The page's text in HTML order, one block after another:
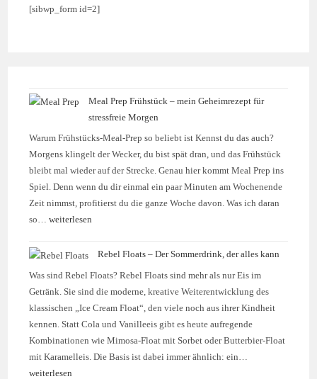
[sibwp_form id=2]
Meal Prep Frühstück – mein Geheimrezept für
stressfreie Morgen
Warum Frühstücks-Meal-Prep so beliebt ist Kennst du das auch?
Morgens klingelt der Wecker, du bist spät dran, und das Frühstück
bleibt mal wieder auf der Strecke. Genau hier kommt Meal Prep ins
Spiel. Denn wenn du dir einmal ein paar Minuten am Wochenende
Zeit nimmst, profitierst du die ganze Woche davon. Was ich daran
so…weiterlesen
Rebel Floats – Der Sommerdrink, der alles kann
Was sind Rebel Floats? Rebel Floats sind mehr als nur Eis im
Getränk. Sie sind die moderne, kreative Weiterentwicklung des
klassischen „Ice Cream Float“, den viele noch aus ihrer Kindheit
kennen. Statt Cola und Vanilleeis gibt es heute aufregende
Kombinationen wie Mimosa-Float mit Sorbet oder Butterbier-Float
mit Karamelleis. Die Basis ist dabei immer ähnlich: ein…
weiterlesen